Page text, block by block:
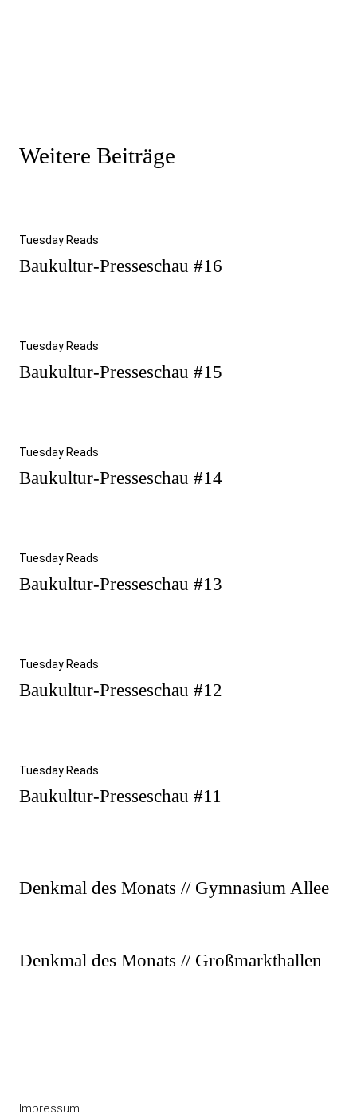
Weitere Beiträge
Tuesday Reads
Baukultur-Presseschau #16
Tuesday Reads
Baukultur-Presseschau #15
Tuesday Reads
Baukultur-Presseschau #14
Tuesday Reads
Baukultur-Presseschau #13
Tuesday Reads
Baukultur-Presseschau #12
Tuesday Reads
Baukultur-Presseschau #11
Vorheriger
Denkmal des Monats // Gymnasium Allee
Nächster
Denkmal des Monats // Großmarkthallen
Impressum